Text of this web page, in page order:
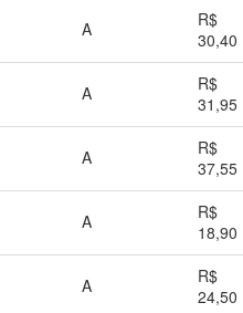
A
R$
30,40
A
R$
31,95
A
R$
37,55
A
R$
18,90
A
R$
24,50